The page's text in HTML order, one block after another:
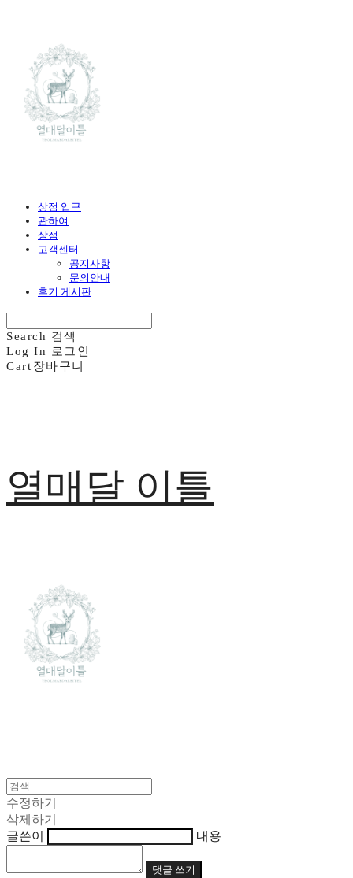
상점 입구
관하여
상점
고객센터
공지사항
문의안내
후기 게시판
Search 검색
Log In
로그인
Cart 장바구니
열매달 이틀
수정하기
삭제하기
글쓴이
내용
댓글 쓰기